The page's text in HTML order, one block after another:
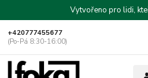
Vytvořeno pro lidi,
+420777455677
(Po-Pá 8:30-16:00)